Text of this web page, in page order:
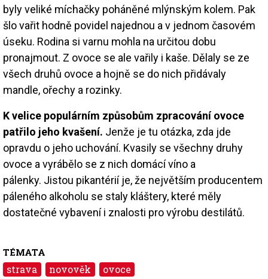
byly veliké míchačky poháněné mlýnským kolem. Pak
šlo vařit hodně povidel najednou a v jednom časovém
úseku. Rodina si varnu mohla na určitou dobu
pronajmout. Z ovoce se ale vařily i kaše. Dělaly se ze
všech druhů ovoce a hojně se do nich přidávaly
mandle, ořechy a rozinky.
K velice populárním způsobům zpracování ovoce
patřilo jeho kvašení. Jenže je tu otázka, zda jde
opravdu o jeho uchování. Kvasily se všechny druhy
ovoce a vyrábělo se z nich domácí víno a
pálenky. Jistou pikantérií je, že největším producentem
páleného alkoholu se staly kláštery, které měly
dostatečné vybavení i znalosti pro výrobu destilátů.
TÉMATA
strava novověk ovoce